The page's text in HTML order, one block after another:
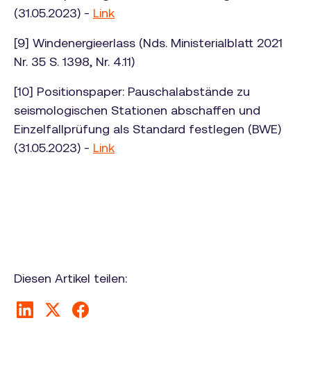
(31.05.2023) - Link
[9] Windenergieerlass (Nds. Ministerialblatt 2021
Nr. 35 S. 1398, Nr. 4.11)
[10] Positionspaper: Pauschalabstände zu
seismologischen Stationen abschaffen und
Einzelfallprüfung als Standard festlegen (BWE)
(31.05.2023) - Link
Diesen Artikel teilen: